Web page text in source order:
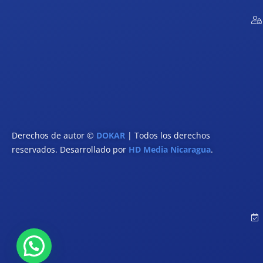
Derechos de autor © DOKAR | Todos los derechos
reservados. Desarrollado por HD Media Nicaragua.